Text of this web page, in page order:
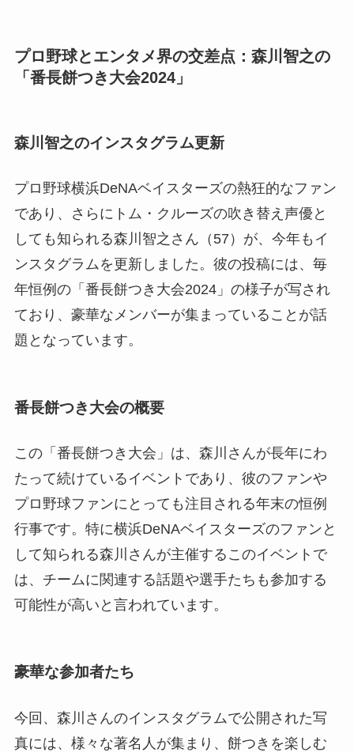
プロ野球とエンタメ界の交差点：森川智之の
「番長餅つき大会2024」
森川智之のインスタグラム更新
プロ野球横浜DeNAベイスターズの熱狂的なファン
であり、さらにトム・クルーズの吹き替え声優と
しても知られる森川智之さん（57）が、今年もイ
ンスタグラムを更新しました。彼の投稿には、毎
年恒例の「番長餅つき大会2024」の様子が写され
ており、豪華なメンバーが集まっていることが話
題となっています。
番長餅つき大会の概要
この「番長餅つき大会」は、森川さんが長年にわ
たって続けているイベントであり、彼のファンや
プロ野球ファンにとっても注目される年末の恒例
行事です。特に横浜DeNAベイスターズのファンと
して知られる森川さんが主催するこのイベントで
は、チームに関連する話題や選手たちも参加する
可能性が高いと言われています。
豪華な参加者たち
今回、森川さんのインスタグラムで公開された写
真には、様々な著名人が集まり、餅つきを楽しむ